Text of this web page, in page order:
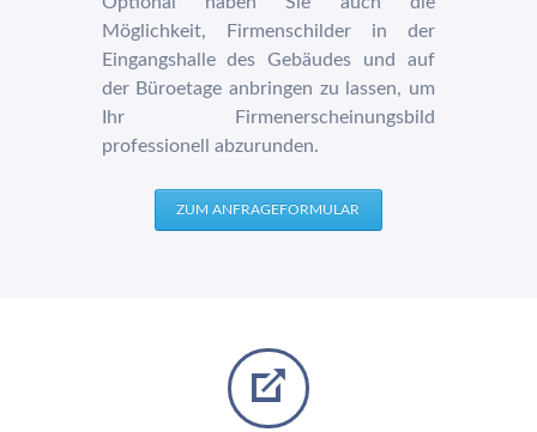
Möglichkeit, Firmenschilder in der
Eingangshalle des Gebäudes und auf
der Büroetage anbringen zu lassen, um
Ihr Firmenerscheinungsbild
professionell abzurunden.
ZUM ANFRAGEFORMULAR